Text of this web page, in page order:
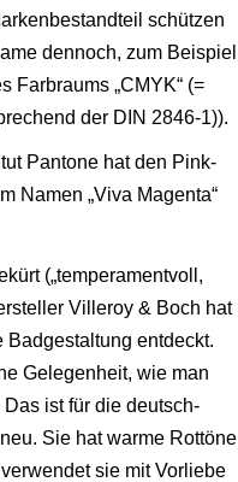
schützen
dennoch, zum Beispiel
Farbraums „CMYK“ (=
der DIN 2846-1)).
Pantone hat den Pink-
Namen „Viva Magenta“
(„temperamentvoll,
Villeroy & Boch hat
entdeckt.
Gelegenheit, wie man
ist für die deutsch-
Sie hat warme Rottöne
sie mit Vorliebe